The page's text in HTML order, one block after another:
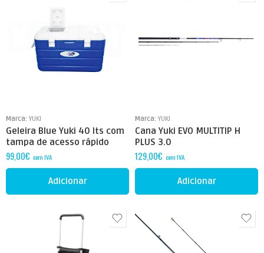
Marca: YUKI
Geleira Blue Yuki 40 lts com
tampa de acesso rápido
99,00€ com IVA
Adicionar
Marca: YUKI
Cana Yuki EVO MULTITIP H
PLUS 3.0
129,00€ com IVA
Adicionar